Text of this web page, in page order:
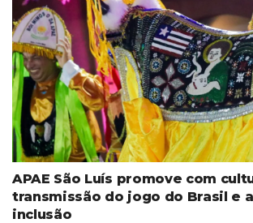
APAE São Luís promove com
transmissão do jogo do Brasil e
inclusão